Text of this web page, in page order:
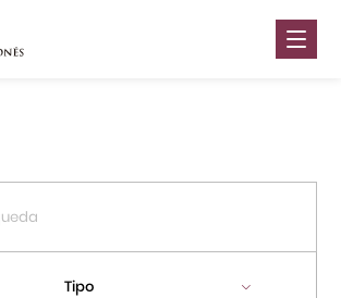
Tipo